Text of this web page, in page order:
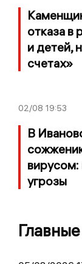
отказа в
и детей,
счетах»
02/08 19:53
В
угрозы